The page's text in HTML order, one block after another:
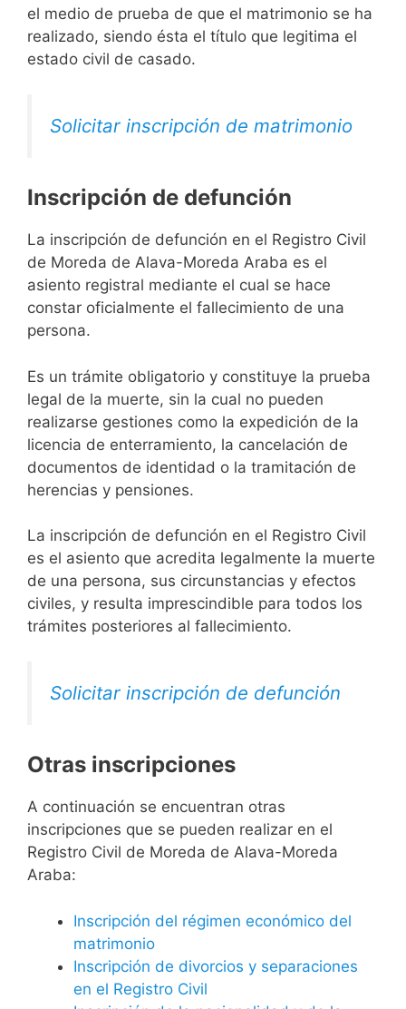
el medio de prueba de que el matrimonio se ha
realizado, siendo ésta el título que legitima el
estado civil de casado.
Solicitar inscripción de matrimonio
Inscripción de defunción
La inscripción de defunción en el Registro Civil
de Moreda de Alava-Moreda Araba es el
asiento registral mediante el cual se hace
constar oficialmente el fallecimiento de una
persona.
Es un trámite obligatorio y constituye la prueba
legal de la muerte, sin la cual no pueden
realizarse gestiones como la expedición de la
licencia de enterramiento, la cancelación de
documentos de identidad o la tramitación de
herencias y pensiones.
La inscripción de defunción en el Registro Civil
es el asiento que acredita legalmente la muerte
de una persona, sus circunstancias y efectos
civiles, y resulta imprescindible para todos los
trámites posteriores al fallecimiento.
Solicitar inscripción de defunción
Otras inscripciones
A continuación se encuentran otras
inscripciones que se pueden realizar en el
Registro Civil de Moreda de Alava-Moreda
Araba:
Inscripción del régimen económico del
matrimonio
Inscripción de divorcios y separaciones
en el Registro Civil